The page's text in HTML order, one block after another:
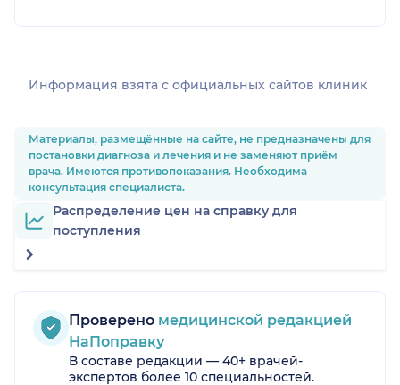
Информация взята c официальных сайтов клиник
Материалы, размещённые на сайте, не предназначены для
постановки диагноза и лечения и не заменяют приём
врача. Имеются противопоказания. Необходима
консультация специалиста.
Распределение цен на справку для
поступления
Проверено медицинской редакцией
НаПоправку
В составе редакции — 40+ врачей-
экспертов более 10 специальностей.